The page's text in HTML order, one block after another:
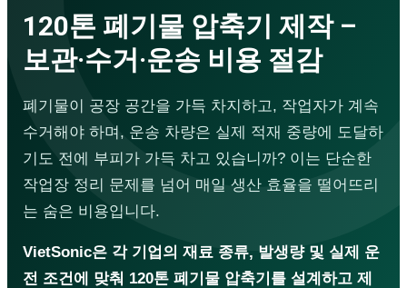
초음파 세척기
금속 초음파 용착기
부직포 가방 생산 라인
서비스
상담 및 설계
기계 가공
수리 · 유지보수
방수
초음파 진동 스크린
초음파 코팅 시스템
애플리케이션 영상
다운로드
120톤 폐기물 압축기 제작 –
보관·수거·운송 비용 절감
폐기물이 공장 공간을 가득 차지하고, 작업자가 계속
수거해야 하며, 운송 차량은 실제 적재 중량에 도달하
기도 전에 부피가 가득 차고 있습니까? 이는 단순한
작업장 정리 문제를 넘어 매일 생산 효율을 떨어뜨리
는 숨은 비용입니다.
VietSonic은 각 기업의 재료 종류, 발생량 및 실제 운
전 조건에 맞춰 120톤 폐기물 압축기를 설계하고 제